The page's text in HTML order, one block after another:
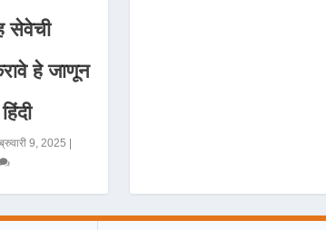
सेवेची
हे जाणून
9, 2025 |